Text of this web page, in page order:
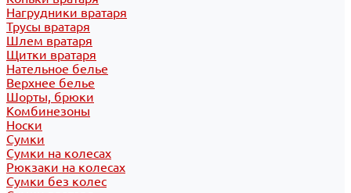
Нагрудники вратаря
Трусы вратаря
Шлем вратаря
Щитки вратаря
Нательное белье
Верхнее белье
Шорты, брюки
Комбинезоны
Носки
Сумки
Сумки на колесах
Рюкзаки на колесах
Сумки без колес